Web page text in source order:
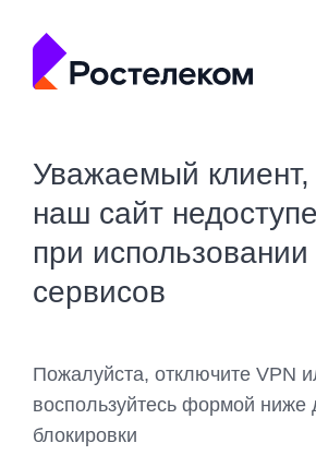
Уважаемый клиент,
наш сайт
при использовании
сервисов
Пожалуйста, отключите VPN
воспользуйтесь формой ниже
блокировки